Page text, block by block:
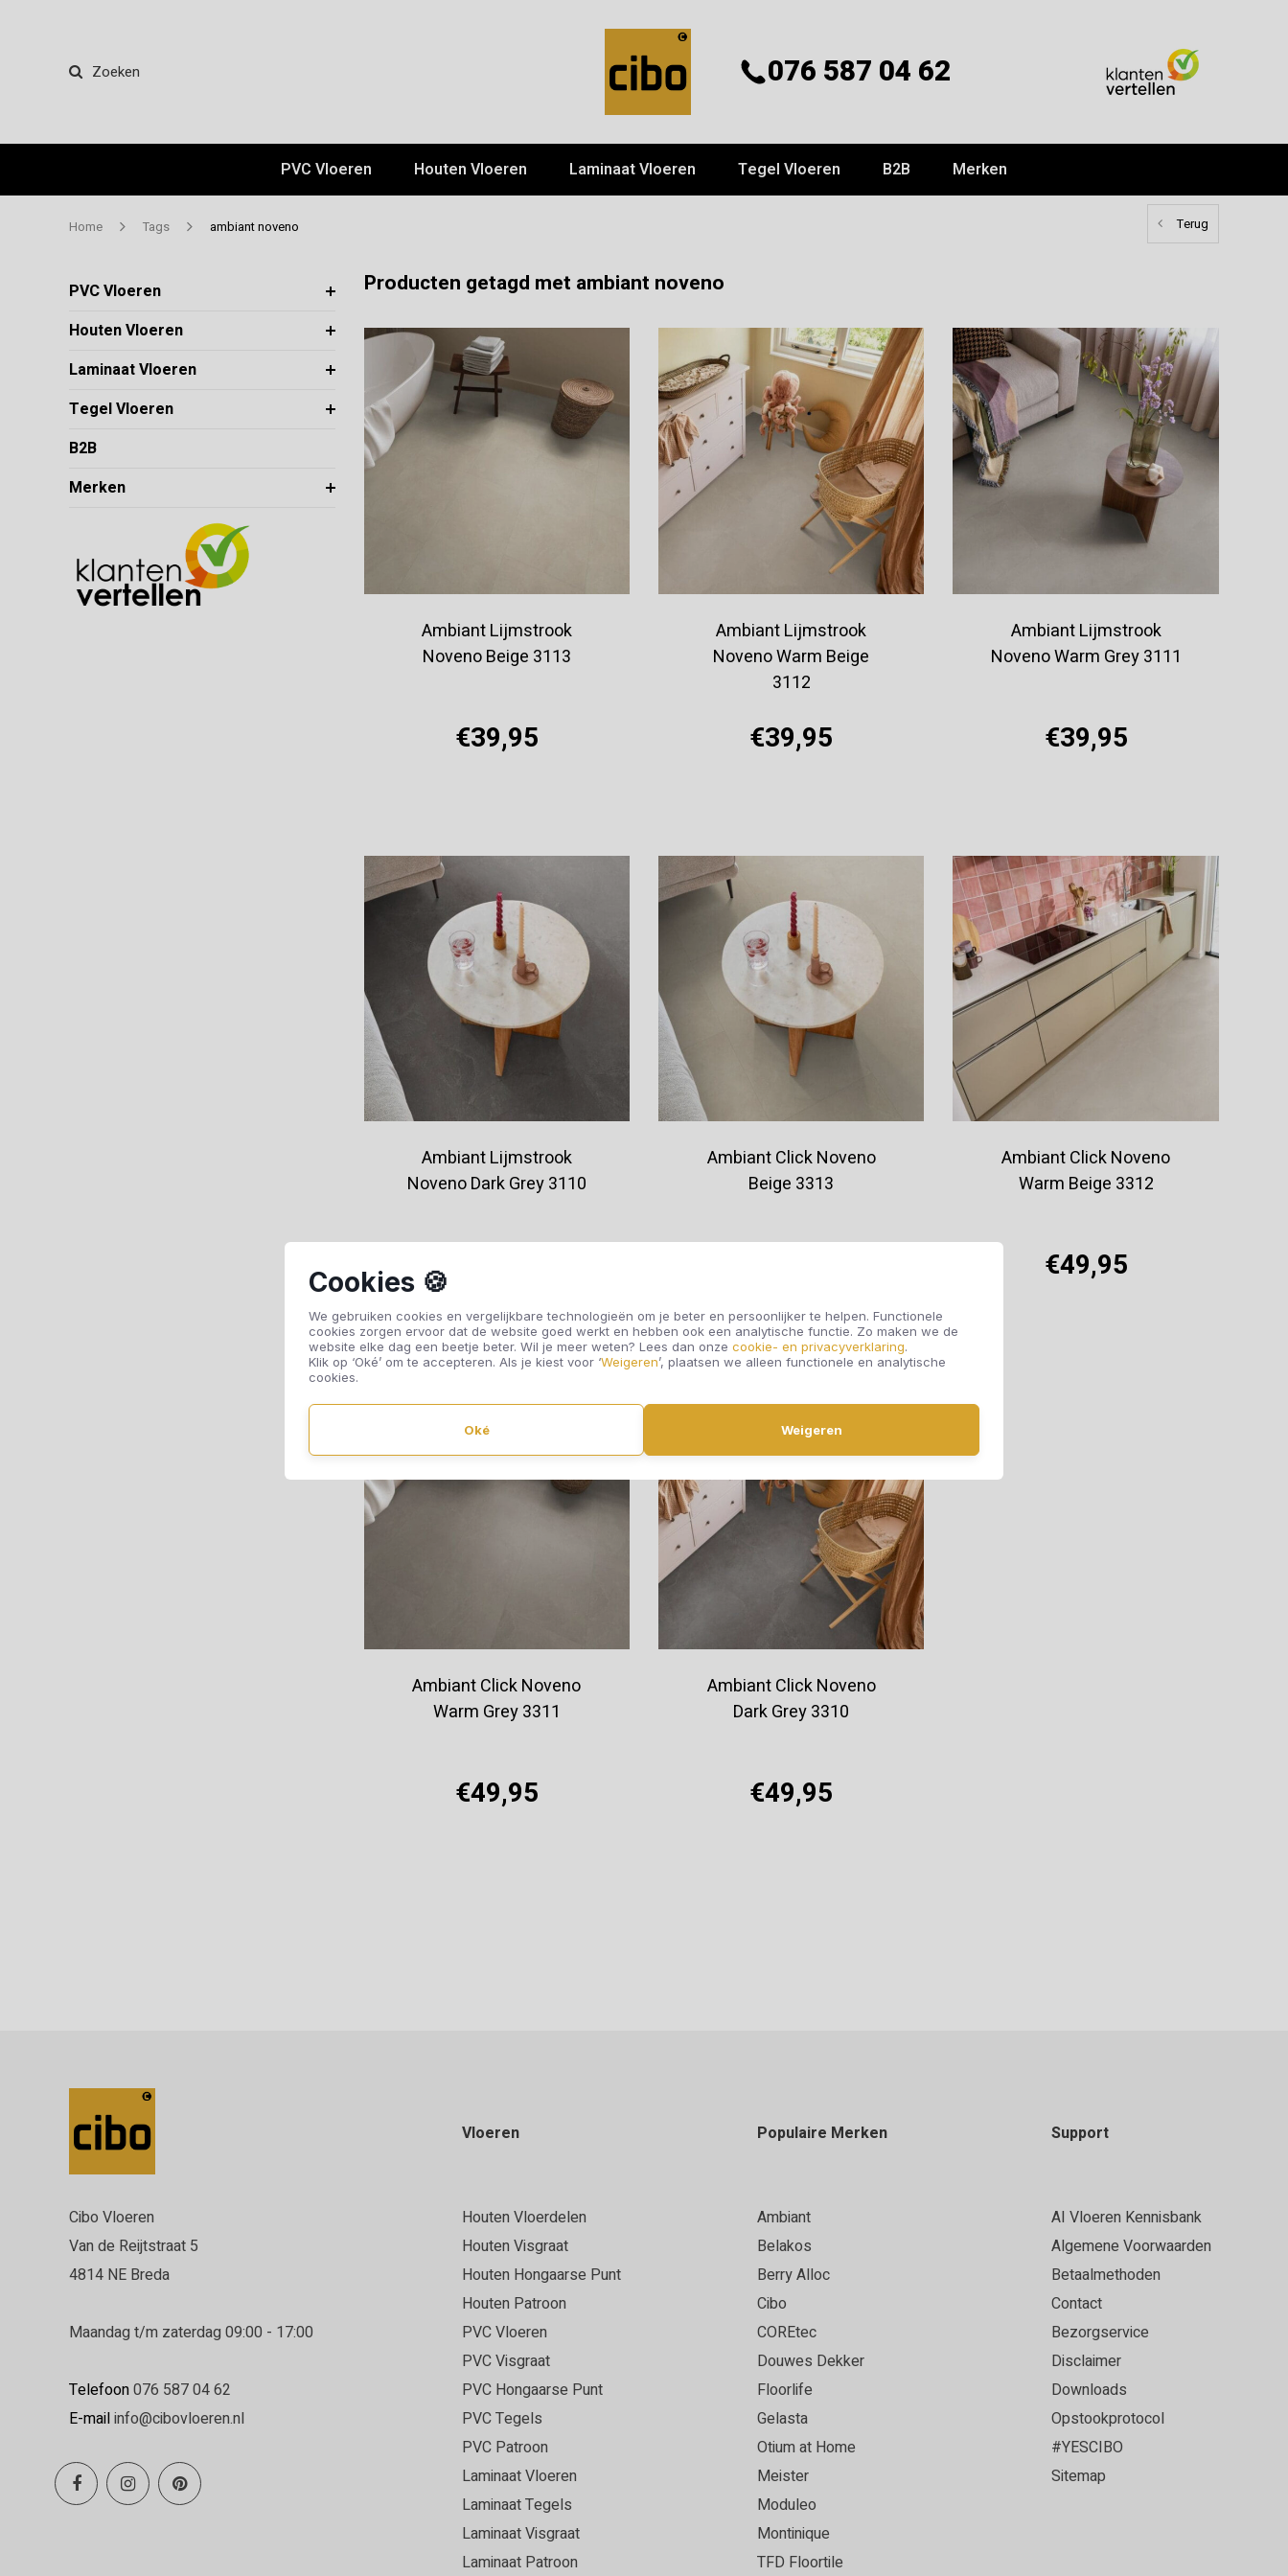
Cookies 🍪
We gebruiken cookies en vergelijkbare technologieën om je beter en persoonlijker te helpen. Functionele
cookies zorgen ervoor dat de website goed werkt en hebben ook een analytische functie. Zo maken we de
website elke dag een beetje beter. Wil je meer weten? Lees dan onze cookie- en privacyverklaring.
Klik op ‘Oké’ om te accepteren. Als je kiest voor ‘Weigeren’, plaatsen we alleen functionele en analytische
cookies.
Oké Weigeren
Zoeken 076 587 04 62
PVC Vloeren Houten Vloeren Laminaat Vloeren Tegel Vloeren B2B Merken
Home Tags ambiant noveno Terug
PVC Vloeren
Houten Vloeren
Laminaat Vloeren
Tegel Vloeren
B2B
Merken
Producten getagd met ambiant noveno
Ambiant Lijmstrook
Noveno Beige 3113
€39,95
Ambiant Lijmstrook
Noveno Warm Beige
3112
€39,95
Ambiant Lijmstrook
Noveno Warm Grey 3111
€39,95
Ambiant Lijmstrook
Noveno Dark Grey 3110
Offerte aanvragen
Ambiant Click Noveno
Beige 3313
Offerte aanvragen
Ambiant Click Noveno
Warm Beige 3312
€49,95
Ambiant Click Noveno
Warm Grey 3311
€49,95
Ambiant Click Noveno
Dark Grey 3310
€49,95
Cibo Vloeren
Van de Reijtstraat 5
4814 NE Breda
Maandag t/m zaterdag 09:00 - 17:00
Telefoon076 587 04 62
E-mailinfo@cibovloeren.nl
Vloeren
Houten Vloerdelen
Houten Visgraat
Houten Hongaarse Punt
Houten Patroon
PVC Vloeren
PVC Visgraat
PVC Hongaarse Punt
PVC Tegels
PVC Patroon
Laminaat Vloeren
Laminaat Tegels
Laminaat Visgraat
Laminaat Patroon
Populaire Merken
Ambiant
Belakos
Berry Alloc
Cibo
COREtec
Douwes Dekker
Floorlife
Gelasta
Otium at Home
Meister
Moduleo
Montinique
TFD Floortile
Support
AI Vloeren Kennisbank
Algemene Voorwaarden
Betaalmethoden
Contact
Bezorgservice
Disclaimer
Downloads
Opstookprotocol
#YESCIBO
Sitemap